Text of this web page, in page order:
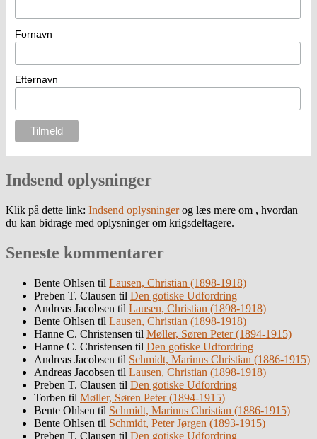
Fornavn
Efternavn
Indsend oplysninger
Klik på dette link: Indsend oplysningerog læs mere om , hvordan
du kan bidrage med oplysninger om krigsdeltagere.
Seneste kommentarer
Bente Ohlsen til Lausen, Christian (1898-1918)
Preben T. Clausen til Den gotiske Udfordring
Andreas Jacobsen til Lausen, Christian (1898-1918)
Bente Ohlsen til Lausen, Christian (1898-1918)
Hanne C. Christensen til Møller, Søren Peter (1894-1915)
Hanne C. Christensen til Den gotiske Udfordring
Andreas Jacobsen til Schmidt, Marinus Christian (1886-1915)
Andreas Jacobsen til Lausen, Christian (1898-1918)
Preben T. Clausen til Den gotiske Udfordring
Torben til Møller, Søren Peter (1894-1915)
Bente Ohlsen til Schmidt, Marinus Christian (1886-1915)
Bente Ohlsen til Schmidt, Peter Jørgen (1893-1915)
Preben T. Clausen til Den gotiske Udfordring